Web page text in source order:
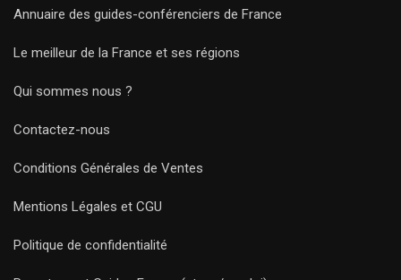
Annuaire des guides-conférenciers de France
Le meilleur de la France et ses régions
Qui sommes nous ?
Contactez-nous
Conditions Générales de Ventes
Mentions Légales et CGU
Politique de confidentialité